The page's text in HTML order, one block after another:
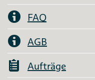
FAQ
AGB
Aufträge